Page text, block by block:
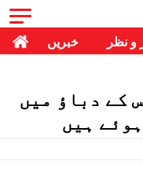
خبریں و نظر
کے دباؤ میں
ہیں